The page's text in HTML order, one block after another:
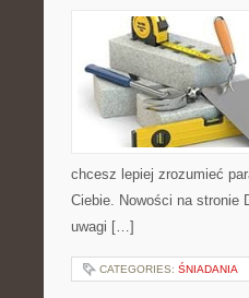
chcesz lepiej zrozumieć
Ciebie. Nowości na stronie
uwagi […]
CATEGORIES: ŚNIADANIA